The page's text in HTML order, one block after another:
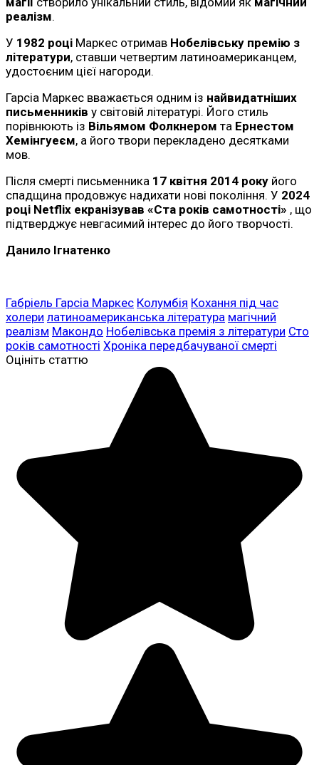
реалізм.
У 1982 році Маркес отримав Нобелівську премію з
літератури, ставши четвертим латиноамериканцем,
удостоєним цієї нагороди.
Гарсіа Маркес вважається одним із найвидатніших
письменників у світовій літературі. Його стиль
порівнюють із Вільямом Фолкнером та Ернестом
Хемінгуеєм, а його твори перекладено десятками
мов.
Після смерті письменника 17 квітня 2014 року його
спадщина продовжує надихати нові покоління. У 2024
році Netflix екранізував «Ста років самотності» , що
підтверджує невгасимий інтерес до його творчості.
Данило Ігнатенко
Габріель Гарсіа Маркес Колумбія Кохання під час
холери латиноамериканська література магічний
реалізм Макондо Нобелівська премія з літератури Сто
років самотності Хроніка передбачуваної смерті
Оцініть статтю